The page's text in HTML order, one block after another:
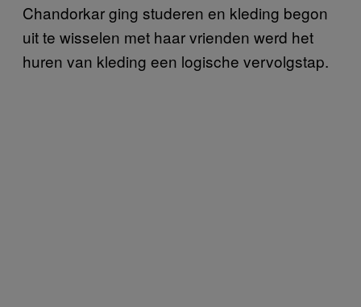
Chandorkar ging studeren en kleding begon
uit te wisselen met haar vrienden werd het
huren van kleding een logische vervolgstap.